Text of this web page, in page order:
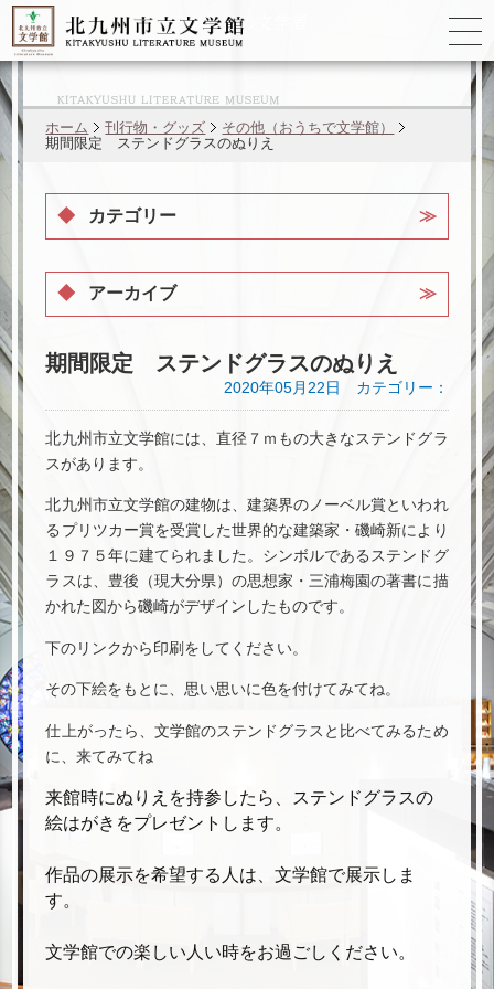
ゆかりの
ホーム 刊行物・グッズ
その他（おうちで文学館）
期間限定 ステンドグラスのぬりえ
期間限定 ステンドグラスのぬりえ
2020年05月22日 カテゴリー：
北九州市立文学館には、直径７ｍもの大きなステンドグラ
スがあります。
北九州市立文学館の建物は、建築界のノーベル賞といわれ
るプリツカー賞を受賞した世界的な建築家・磯崎新により
１９７５年に建てられました。シンボルであるステンドグ
ラスは、豊後（現大分県）の思想家・三浦梅園の著書に描
かれた図から磯崎がデザインしたものです。
下のリンクから印刷をしてください。
その下絵をもとに、思い思いに色を付けてみてね。
仕上がったら、文学館のステンドグラスと比べてみるため
に、来てみてね
来館時にぬりえを持参したら、ステンドグラスの
絵はがきをプレゼントします。
作品の展示を希望する人は、文学館で展示しま
す。
文学館での楽しい人い時をお過ごしください。
カテゴリー
アーカイブ